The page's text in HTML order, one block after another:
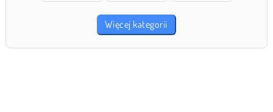
Więcej kategorii